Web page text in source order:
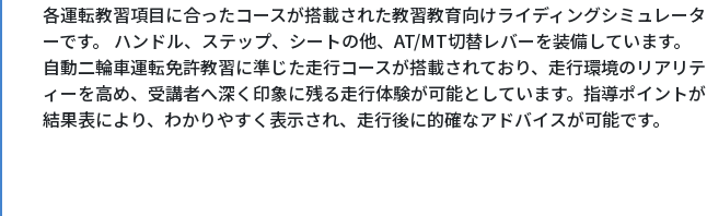
各運転教習項目に合ったコースが搭載された教習教育向けライディングシミュレータ
ーです。 ハンドル、ステップ、シートの他、AT/MT切替レバーを装備しています。
自動二輪車運転免許教習に準じた走行コースが搭載されており、走行環境のリアリテ
ィーを高め、受講者へ深く印象に残る走行体験が可能としています。指導ポイントが
結果表により、わかりやすく表示され、走行後に的確なアドバイスが可能です。